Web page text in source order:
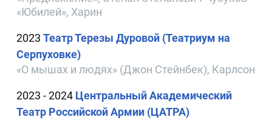
«Юбилей», Харин
2023Театр Терезы Дуровой (Театриум на
Серпуховке)
«О мышах и людях» (Джон Стейнбек), Карлсон
2023 - 2024 Центральный Академический
Театр Российской Армии (ЦАТРА)